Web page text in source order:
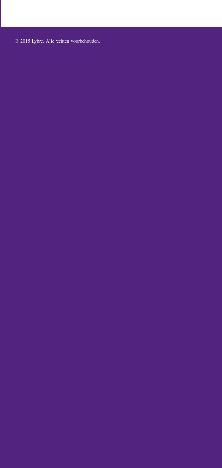
© 2015 Lybre. Alle rechten voorbehouden.